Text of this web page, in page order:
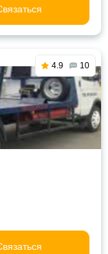
4.9 10